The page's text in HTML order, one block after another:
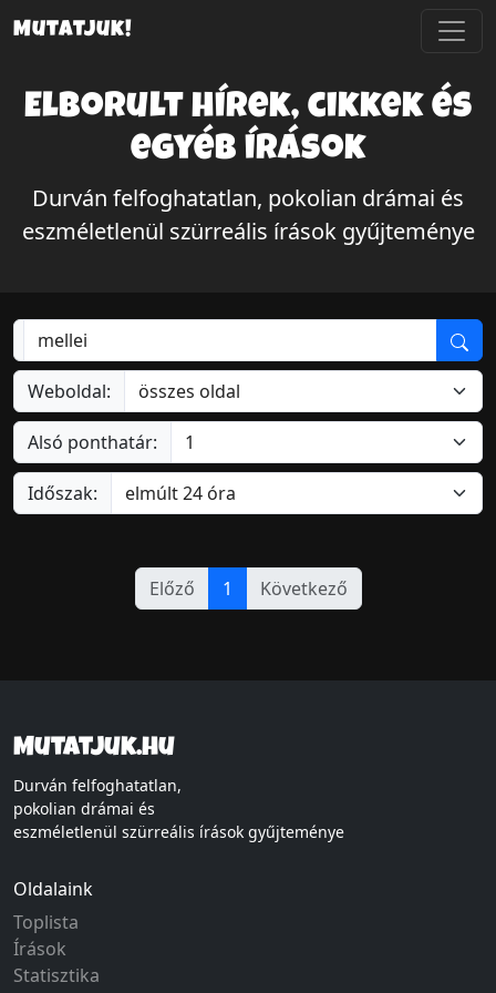
Mutatjuk!
Elborult hírek, cikkek és
egyéb írások
Durván felfoghatatlan, pokolian drámai és
eszméletlenül szürreális írások gyűjteménye
Weboldal:
Alsó ponthatár:
Időszak:
Előző 1 Következő
Mutatjuk.hu
Durván felfoghatatlan,
pokolian drámai és
eszméletlenül szürreális írások gyűjteménye
Oldalaink
Toplista
Írások
Statisztika